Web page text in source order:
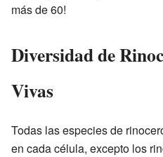
más de 60!
Diversidad de
Vivas
Todas las especies de
en cada célula, excepto los